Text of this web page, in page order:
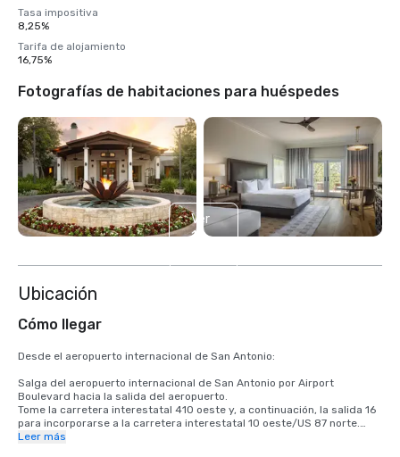
Tasa impositiva
8,25%
Tarifa de alojamiento
16,75%
Fotografías de habitaciones para huéspedes
Ver
19
Ubicación
Cómo llegar
Desde el aeropuerto internacional de San Antonio:
Salga del aeropuerto internacional de San Antonio por Airport
Boulevard hacia la salida del aeropuerto.
Tome la carretera interestatal 410 oeste y, a continuación, la salida 16
para incorporarse a la carretera interestatal 10 oeste/US 87 norte.
Salga de La Cantera Parkway, salida 555.
Leer más